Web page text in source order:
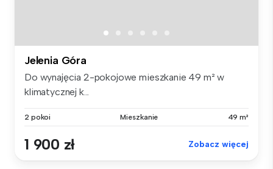
Jelenia Góra
Do wynajęcia 2-pokojowe mieszkanie 49 m² w
klimatycznej k...
2 pokoi Mieszkanie 49 m²
1 900 zł Zobacz więcej